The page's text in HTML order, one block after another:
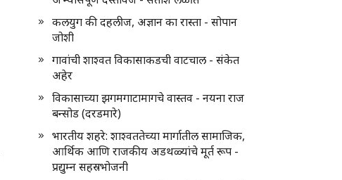
कलयुग की दहलीज, अज्ञान का रास्ता - सोपान
जोशी
गावांची शाश्वत विकासाकडची वाटचाल - संकेत
अहेर
विकासाच्या झगमगाटामागचे वास्तव - नयना राज
बन्सोड (दरडमारे)
भारतीय शहरे: शाश्वततेच्या मार्गातील सामाजिक,
आर्थिक आणि राजकीय अडथळ्यांचे मूर्त रूप -
प्रद्युम्न सहस्रभोजनी